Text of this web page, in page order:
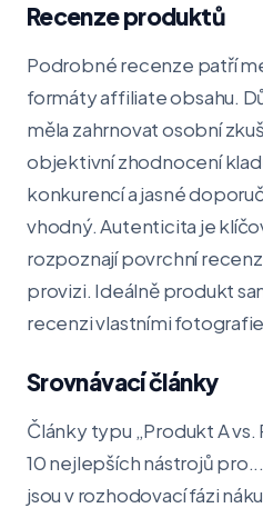
Recenze produktů
Podrobné recenze patří
formáty affiliate obsahu.
měla zahrnovat osobní
objektivní zhodnocení
konkurencí a jasné
vhodný. Autenticita je
rozpoznají povrchní
provizi. Ideálně produkt
recenzi vlastními
Srovnávací články
Články typu „Produkt A
10 nejlepších nástrojů
jsou v rozhodovací fázi